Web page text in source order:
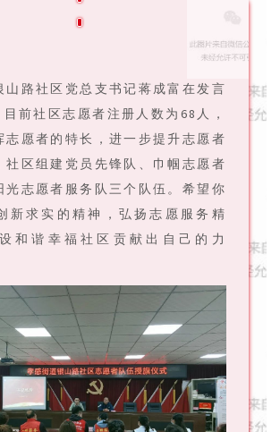
山路社区党总支书记蒋成富在发言
前社区志愿者注册人数为68人，
志愿者的特长，进一步提升志愿者
社区组建党员先锋队、巾帼志愿者
光志愿者服务队三个队伍。希望你
新求实的精神，弘扬志愿服务精
和谐幸福社区贡献出自己的力